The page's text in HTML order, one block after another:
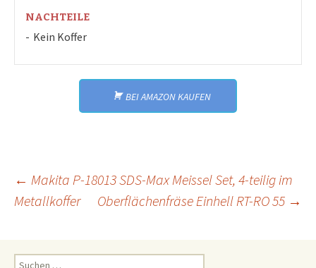
NACHTEILE
Kein Koffer
BEI AMAZON KAUFEN
Beitrags-
← Makita P-18013 SDS-Max Meissel Set, 4-teilig im
Metallkoffer
Oberflächenfräse Einhell RT-RO 55 →
Suchen